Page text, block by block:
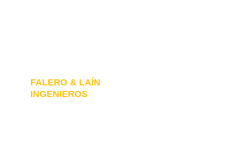
FALERO & LAÍN
INGENIEROS